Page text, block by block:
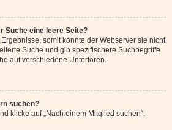
Suche eine leere Seite?
somit konnte der Webserver sie nicht
Suche und gib spezifischere Suchbegriffe
auf verschiedene Unterforen.
suchen?
klicke auf „Nach einem Mitglied suchen“.